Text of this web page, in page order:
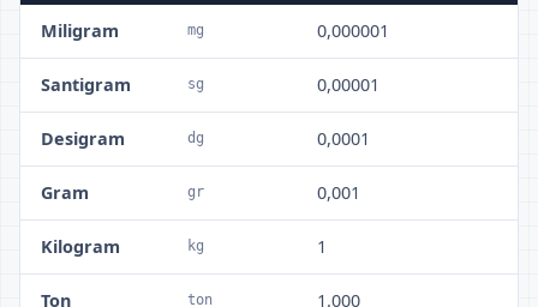
Miligram mg 0,000001
Santigram sg 0,00001
Desigram dg 0,0001
Gram gr 0,001
Kilogram kg 1
Ton ton 1.000